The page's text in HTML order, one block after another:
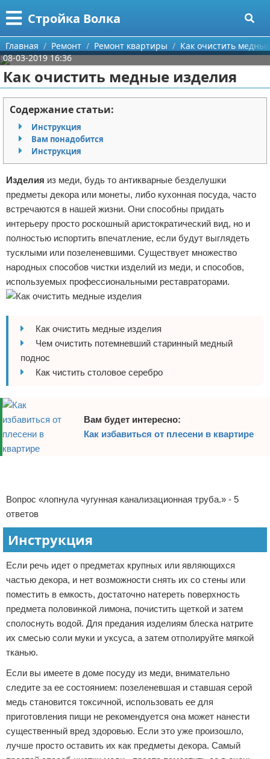
Стройка Волка
Меню
Главная
Категории
Строительство
Мебель
Интерьер и дизайн
Дизайн дачи
Дизайн квартиры
Кухня
Посуда
Ремонт
Ремонт дачи
Ремонт квартиры
Инструменты
Ванная
Домашний быт
Сантехника
Безопасность
Разное
Поиск
О проекте
Контакты
Сотрудничество
Размещение рекламы
Для правообладателей
Условия предоставления информации
Отказ от ответственности
Главная Ремонт Ремонт квартиры
Как очистить
08-03-2019 16:36
Как очистить медные изделия
Содержание статьи:
Инструкция
Вам понадобится
Инструкция
Изделия из меди, будь то антикварные безделушки
предметы декора или монеты, либо кухонная посуда, часто
встречаются в нашей жизни. Они способны придать
интерьеру просто роскошный аристократический вид, но и
полностью испортить впечатление, если будут выглядеть
тусклыми или позеленевшими. Существует множество
народных способов чистки изделий из меди, и способов,
используемых профессиональными реставраторами.
Как очистить медные изделия
Чем очистить потемневший старинный медный
поднос
Как чистить столовое серебро
Вам будет интересно:
Как избавиться от плесени в квартире
Вопрос «лопнула чугунная канализационная труба.» - 5
ответов
Инструкция
Если речь идет о предметах крупных или являющихся
частью декора, и нет возможности снять их со стены или
поместить в емкость, достаточно натереть поверхность
предмета половинкой лимона, почистить щеткой и затем
сполоснуть водой. Для предания изделиям блеска натрите
их смесью соли муки и уксуса, а затем отполируйте мягкой
тканью.
Если вы имеете в доме посуду из меди, внимательно
следите за ее состоянием: позеленевшая и ставшая серой
медь становится токсичной, использовать ее для
приготовления пищи не рекомендуется она может нанести
существенный вред здоровью. Если это уже произошло,
лучше просто оставить их как предметы декора. Самый